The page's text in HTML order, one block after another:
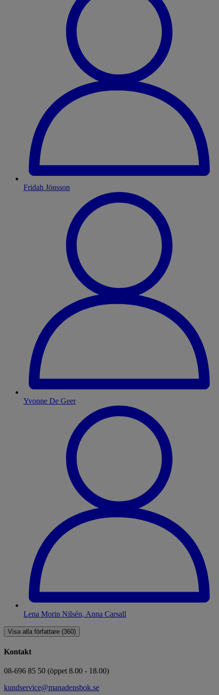
Fridah Jönsson
Yvonne De Geer
Lena Morin Nilsén, Anna Carsall
Visa alla författare (360)
Kontakt
08-696 85 50 (öppet 8.00 - 18.00)
kundservice@manadensbok.se